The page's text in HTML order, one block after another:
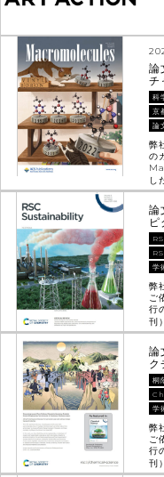
論
チ
科
京
論
弊
の
し
論
ピ
学
弊
ご
行
刊
論
ク
桐
学
弊
ご
行
刊